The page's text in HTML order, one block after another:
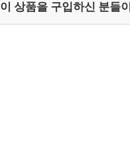
이 상품을 구입하신 분들이